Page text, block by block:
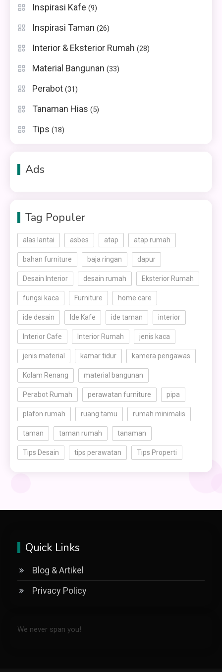
Inspirasi Kafe (9)
Inspirasi Taman (26)
Interior & Eksterior Rumah (28)
Material Bangunan (33)
Perabot (31)
Tanaman Hias (5)
Tips (18)
Ads
Tag Populer
alas lantai asbes atap atap rumah
bahan furniture baja ringan dapur
Desain Interior desain rumah Eksterior Rumah
fungsi kaca Furniture home care
ide desain Ide Kafe ide taman interior
Interior Cafe Interior Rumah jenis kaca
jenis material kamar tidur kamera pengawas
Kolam Renang material bangunan
Perabot Rumah perawatan furniture pipa
plafon rumah ruang tamu rumah minimalis
taman taman rumah tanaman
Tips Desain tips perawatan Tips Properti
Quick Links
Blog & Artikel
Privacy Policy
We never span you!